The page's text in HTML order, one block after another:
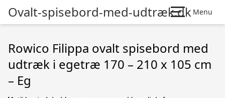
Ovalt-spisebord-med-udtræk.dk Menu
Rowico Filippa ovalt spisebord med
udtræk i egetræ 170 – 210 x 105 cm
– Eg